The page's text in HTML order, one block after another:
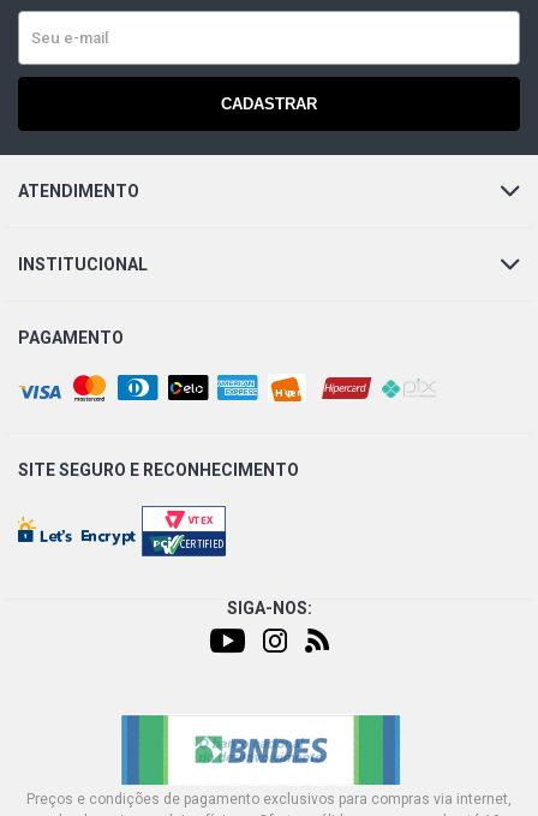
CADASTRAR
ATENDIMENTO
INSTITUCIONAL
PAGAMENTO
SITE SEGURO E RECONHECIMENTO
SIGA-NOS:
Preços e condições de pagamento exclusivos para compras via internet,